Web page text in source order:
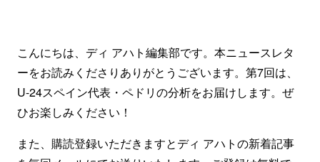
こんにちは、ディ アハト編集部です。本ニュースレタ
ーをお読みくださりありがとうございます。第7回は、
U-24スペイン代表・ペドリの分析をお届けします。ぜ
ひお楽しみください！
また、購読登録いただきますとディ アハトの新着記事